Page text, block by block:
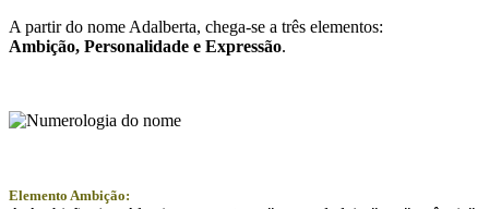
A partir do nome Adalberta, chega-se a três elementos:
Ambição, Personalidade e Expressão.
Elemento Ambição: